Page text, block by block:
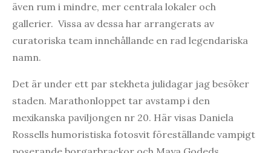
även rum i mindre, mer centrala lokaler och
gallerier. Vissa av dessa har arrangerats av
curatoriska team innehållande en rad legendariska
namn.
Det är under ett par stekheta julidagar jag besöker
staden. Marathonloppet tar avstamp i den
mexikanska paviljongen nr 20. Här visas Daniela
Rossells humoristiska fotosvit föreställande vampigt